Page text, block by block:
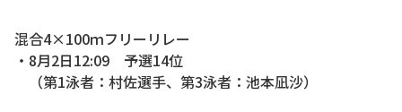
混合4×100ｍフリーリレー
・8月2日12:09 予選14位
（第1泳者：村佐選手、第3泳者：池本凪沙）